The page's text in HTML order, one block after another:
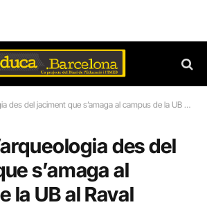
del jaciment que s’amaga al campus de la UB al Raval
des del
s’amaga al
la UB al Raval